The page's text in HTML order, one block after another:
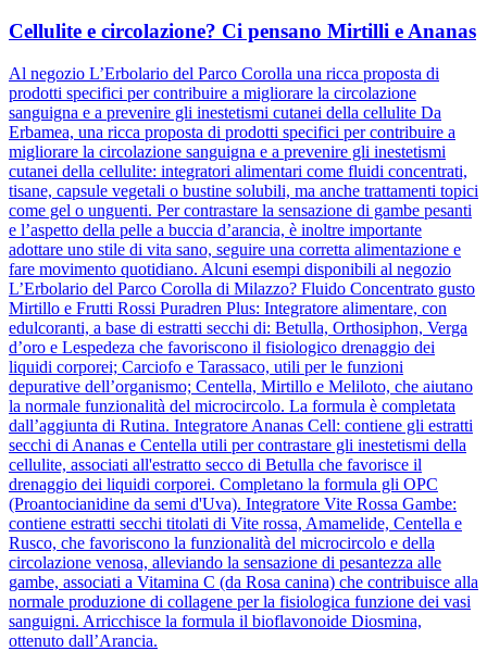
Cellulite e circolazione? Ci pensano Mirtilli e Ananas
Al negozio L’Erbolario del Parco Corolla una ricca proposta di
prodotti specifici per contribuire a migliorare la circolazione
sanguigna e a prevenire gli inestetismi cutanei della cellulite Da
Erbamea, una ricca proposta di prodotti specifici per contribuire a
migliorare la circolazione sanguigna e a prevenire gli inestetismi
cutanei della cellulite: integratori alimentari come fluidi concentrati,
tisane, capsule vegetali o bustine solubili, ma anche trattamenti topici
come gel o unguenti. Per contrastare la sensazione di gambe pesanti
e l’aspetto della pelle a buccia d’arancia, è inoltre importante
adottare uno stile di vita sano, seguire una corretta alimentazione e
fare movimento quotidiano. Alcuni esempi disponibili al negozio
L’Erbolario del Parco Corolla di Milazzo? Fluido Concentrato gusto
Mirtillo e Frutti Rossi Puradren Plus: Integratore alimentare, con
edulcoranti, a base di estratti secchi di: Betulla, Orthosiphon, Verga
d’oro e Lespedeza che favoriscono il fisiologico drenaggio dei
liquidi corporei; Carciofo e Tarassaco, utili per le funzioni
depurative dell’organismo; Centella, Mirtillo e Meliloto, che aiutano
la normale funzionalità del microcircolo. La formula è completata
dall’aggiunta di Rutina. Integratore Ananas Cell: contiene gli estratti
secchi di Ananas e Centella utili per contrastare gli inestetismi della
cellulite, associati all'estratto secco di Betulla che favorisce il
drenaggio dei liquidi corporei. Completano la formula gli OPC
(Proantocianidine da semi d'Uva). Integratore Vite Rossa Gambe:
contiene estratti secchi titolati di Vite rossa, Amamelide, Centella e
Rusco, che favoriscono la funzionalità del microcircolo e della
circolazione venosa, alleviando la sensazione di pesantezza alle
gambe, associati a Vitamina C (da Rosa canina) che contribuisce alla
normale produzione di collagene per la fisiologica funzione dei vasi
sanguigni. Arricchisce la formula il bioflavonoide Diosmina,
ottenuto dall’Arancia.